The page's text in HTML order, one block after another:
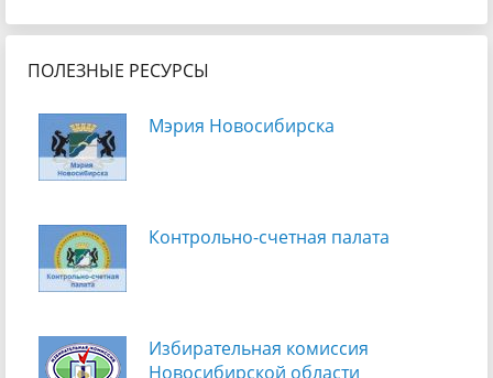
ПОЛЕЗНЫЕ РЕСУРСЫ
Мэрия Новосибирска
Контрольно-счетная палата
Избирательная комиссия
Новосибирской области